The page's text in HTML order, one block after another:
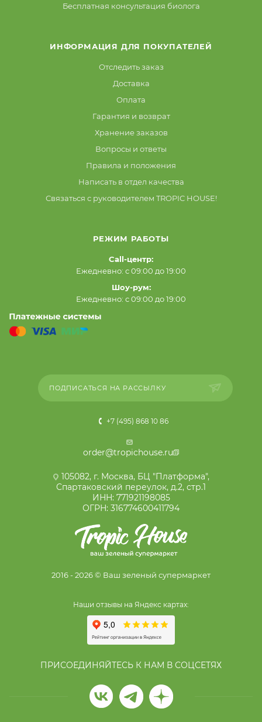
Бесплатная консультация биолога
ИНФОРМАЦИЯ ДЛЯ ПОКУПАТЕЛЕЙ
Отследить заказ
Доставка
Оплата
Гарантия и возврат
Хранение заказов
Вопросы и ответы
Правила и положения
Написать в отдел качества
Связаться с руководителем TROPIC HOUSE!
РЕЖИМ РАБОТЫ
Call-центр:
Ежедневно: с 09:00 до 19:00
Шоу-рум:
Ежедневно: с 09:00 до 19:00
ПОДПИСАТЬСЯ НА РАССЫЛКУ
+7 (495) 868 10 86
order@tropichouse.ru
105082, г. Москва, БЦ "Платформа",
Спартаковский переулок, д.2, стр.1
ИНН: 771921198085
ОГРН: 316774600411794
2016 - 2026 © Ваш зеленый супермаркет
Наши отзывы на Яндекс картах:
ПРИСОЕДИНЯЙТЕСЬ К НАМ В СОЦСЕТЯХ